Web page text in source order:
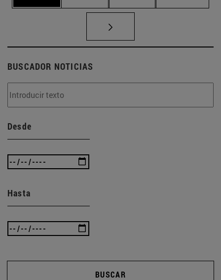
BUSCADOR NOTICIAS
Desde
Hasta
BUSCAR